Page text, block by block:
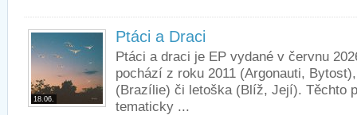
18.06.
Ptáci a Draci
Ptáci a draci je EP vydané v červnu
pochází z roku 2011 (Argonauti,
(Brazílie) či letoška (Blíž, Její). Těchto
tematicky ...